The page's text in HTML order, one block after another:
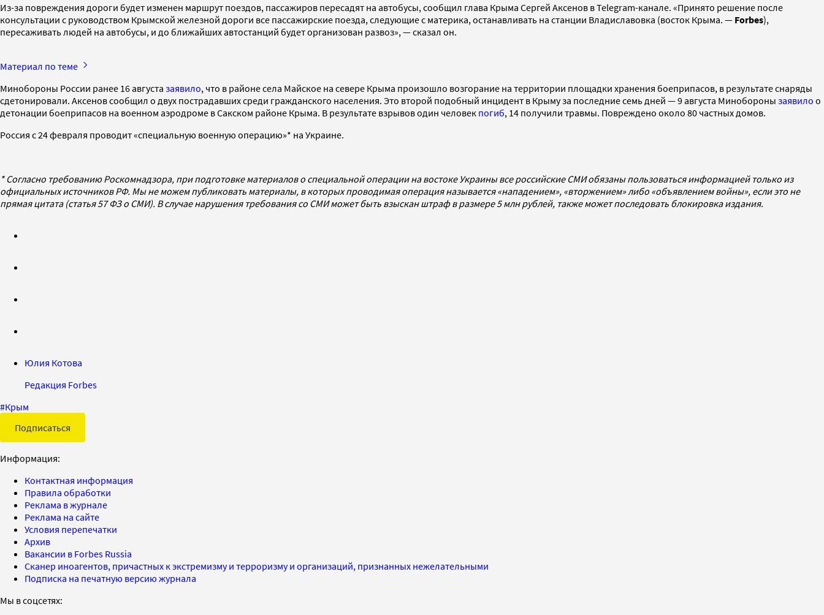
Из-за повреждения дороги будет изменен маршрут поездов, пассажиров пересадят на автобусы, сообщил глава Крыма Сергей Аксенов в Telegram-канале. «Принято решение после
консультации с руководством Крымской железной дороги все пассажирские поезда, следующие с материка, останавливать на станции Владиславовка (восток Крыма. — Forbes),
пересаживать людей на автобусы, и до ближайших автостанций будет организован развоз», — сказал он.
Материал по теме
Минобороны России ранее 16 августа заявило, что в районе села Майское на севере Крыма произошло возгорание на территории площадки хранения боеприпасов, в результате снаряды
сдетонировали. Аксенов сообщил о двух пострадавших среди гражданского населения. Это второй подобный инцидент в Крыму за последние семь дней — 9 августа Минобороны заявило о
детонации боеприпасов на военном аэродроме в Сакском районе Крыма. В результате взрывов один человек погиб, 14 получили травмы. Повреждено около 80 частных домов.
Россия с 24 февраля проводит «специальную военную операцию»* на Украине.
* Согласно требованию Роскомнадзора, при подготовке материалов о специальной операции на востоке Украины все российские СМИ обязаны пользоваться информацией только из
официальных источников РФ. Мы не можем публиковать материалы, в которых проводимая операция называется «нападением», «вторжением» либо «объявлением войны», если это не
прямая цитата (статья 57 ФЗ о СМИ). В случае нарушения требования со СМИ может быть взыскан штраф в размере 5 млн рублей, также может последовать блокировка издания.
Юлия Котова
Редакция Forbes
#Крым
Подписаться
Информация:
Контактная информация
Правила обработки
Реклама в журнале
Реклама на сайте
Условия перепечатки
Архив
Вакансии в Forbes Russia
Сканер иноагентов, причастных к экстремизму и терроризму и организаций, признанных нежелательными
Подписка на печатную версию журнала
Мы в соцсетях: